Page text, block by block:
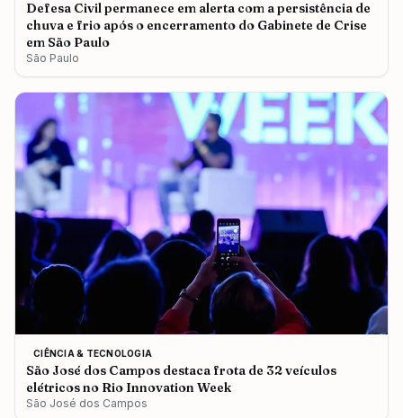
Defesa Civil permanece em alerta com a persistência de
chuva e frio após o encerramento do Gabinete de Crise
em São Paulo
São Paulo
CIÊNCIA & TECNOLOGIA
São José dos Campos destaca frota de 32 veículos
elétricos no Rio Innovation Week
São José dos Campos